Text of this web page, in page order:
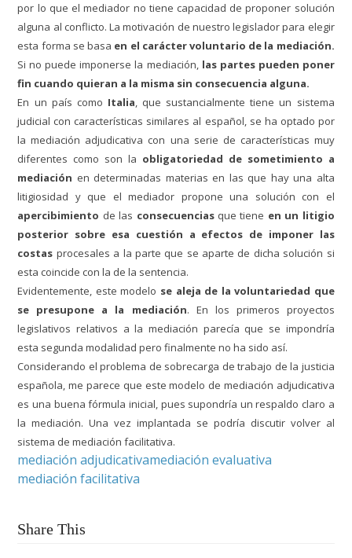
por lo que el mediador no tiene capacidad de proponer solución
alguna al conflicto. La motivación de nuestro legislador para elegir
esta forma se basa en el carácter voluntario de la mediación.
Si no puede imponerse la mediación, las partes pueden poner
fin cuando quieran a la misma sin consecuencia alguna.
En un país como Italia, que sustancialmente tiene un sistema
judicial con características similares al español, se ha optado por
la mediación adjudicativa con una serie de características muy
diferentes como son la obligatoriedad de sometimiento a
mediación en determinadas materias en las que hay una alta
litigiosidad y que el mediador propone una solución con el
apercibimiento de las consecuencias que tiene en un litigio
posterior sobre esa cuestión a efectos de imponer las
costas procesales a la parte que se aparte de dicha solución si
esta coincide con la de la sentencia.
Evidentemente, este modelo se aleja de la voluntariedad que
se presupone a la mediación. En los primeros proyectos
legislativos relativos a la mediación parecía que se impondría
esta segunda modalidad pero finalmente no ha sido así.
Considerando el problema de sobrecarga de trabajo de la justicia
española, me parece que este modelo de mediación adjudicativa
es una buena fórmula inicial, pues supondría un respaldo claro a
la mediación. Una vez implantada se podría discutir volver al
sistema de mediación facilitativa.
mediación adjudicativamediación evaluativa
mediación facilitativa
Share This